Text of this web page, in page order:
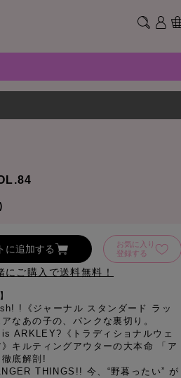
に追加する
お気に入り
登録する
にご購入で送料無料！
!《ジャーナル スタンダード ラッ
なあの子の、パンクな裏切り。
ARKLEY?《トラディショナルウェ
キルティングアウターの大本命 「ア
底解剖!
THINGS!! 今、“野暮ったい” が